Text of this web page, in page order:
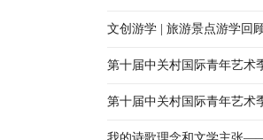
文创游学 | 旅游景点游学回
沙新名片
第十届中关村国际青年艺术
耀青春 歌颂百年征程
第十届中关村国际青年艺术
耀青春 歌颂百年征程